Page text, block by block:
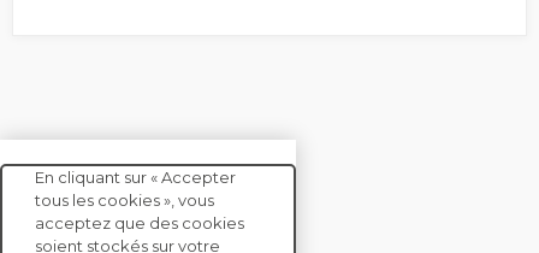
En cliquant sur « Accepter
tous les cookies », vous
acceptez que des cookies
soient stockés sur votre